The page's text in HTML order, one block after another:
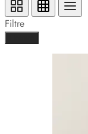
Filtre